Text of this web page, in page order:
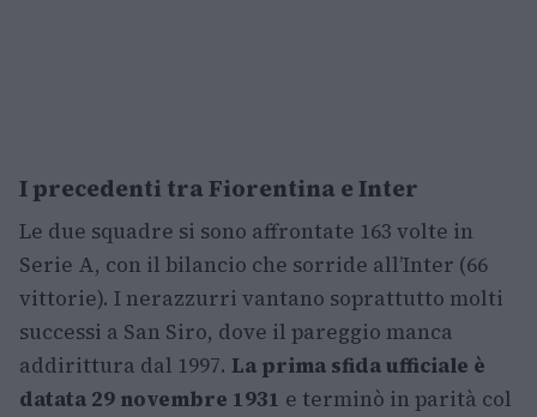
I precedenti tra Fiorentina e Inter
Le due squadre si sono affrontate 163 volte in
Serie A, con il bilancio che sorride all’Inter (66
vittorie). I nerazzurri vantano soprattutto molti
successi a San Siro, dove il pareggio manca
addirittura dal 1997. La prima sfida ufficiale è
datata 29 novembre 1931 e terminò in parità col